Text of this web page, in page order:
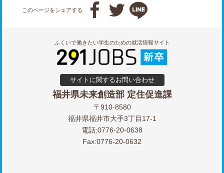
このページをシェアする   
ふくいで働きたい学生のための就活情報サイト
サイトに関するお問い合わせ
福井県未来創造部 定住促進課
〒910-8580
福井県福井市大手3丁目17-1
電話:0776-20-0638
Fax:0776-20-0632